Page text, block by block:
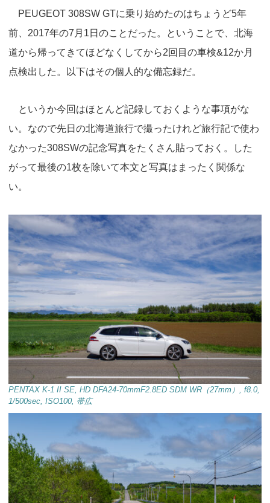
e
sk
y
tt
er
e
a
d
s
c
e
b
o
k
st
o
d
o
PEUGEOT 308SW GTに乗り始めたのはちょうど5年
前、2017年の7月1日のことだった。ということで、北海
道から帰ってきてほどなくしてから2回目の車検&12か月
点検出した。以下はその個人的な備忘録だ。
というか今回はほとんど記録しておくような事項がな
い。なので先日の北海道旅行で撮ったけれど旅行記で使わ
なかった308SWの記念写真をたくさん貼っておく。した
がって最後の1枚を除いて本文と写真はまったく関係な
い。
PENTAX K-1 II SE, HD DFA24-70mmF2.8ED SDM WR（27mm）, f8.0,
1/500sec, ISO100, 帯広